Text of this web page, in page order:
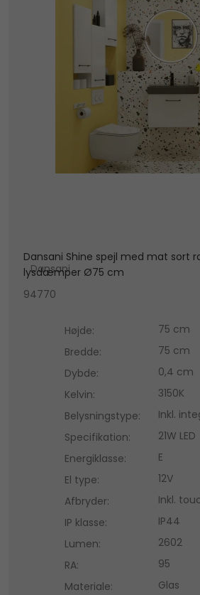
Dansani Shine spejl med mat sort
lysdæmper Ø75 cm
Dansani
94770
Højde:
75 cm
Bredde:
75 cm
Dybde:
0,4 cm
Kelvin:
3150K
Belysningstype:
Inkl.
Specifikation:
21W LED
Energiklasse:
E
El type:
12V
Afbryder:
Inkl.
IP klasse:
IP44
Lumen:
2602
RA:
95
Materiale:
Glas